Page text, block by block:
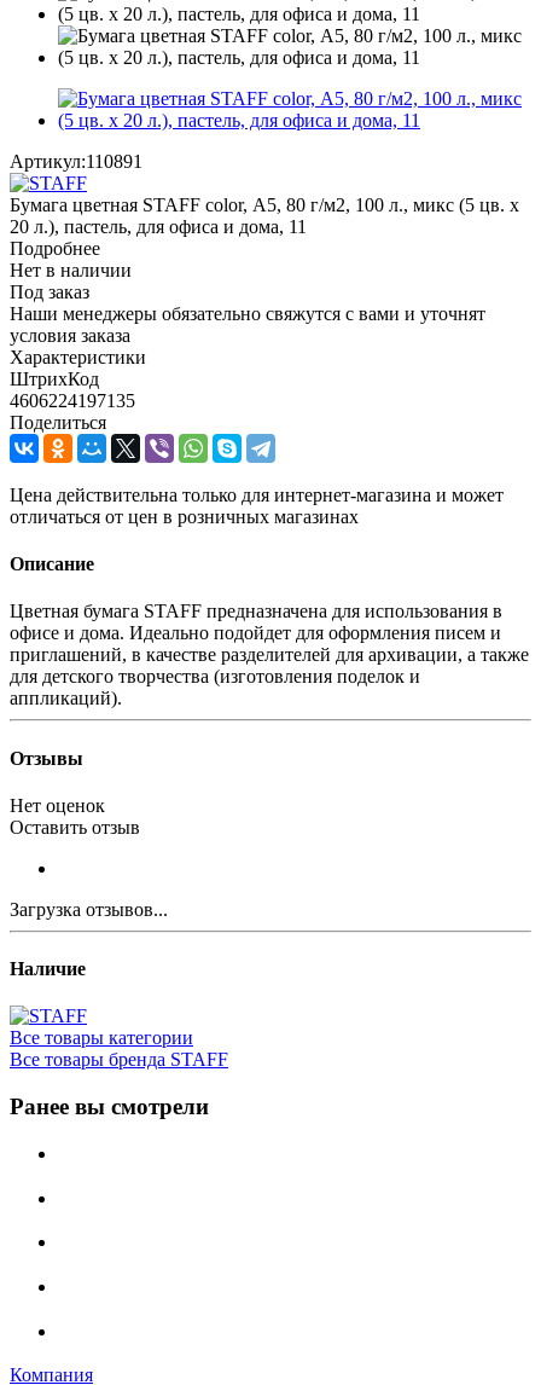
Артикул:110891
Бумага цветная STAFF color, А5, 80 г/м2, 100 л., микс (5 цв. х
20 л.), пастель, для офиса и дома, 11
Подробнее
Нет в наличии
Под заказ
Наши менеджеры обязательно свяжутся с вами и уточнят
условия заказа
Характеристики
ШтрихКод
4606224197135
Поделиться
Цена действительна только для интернет-магазина и может
отличаться от цен в розничных магазинах
Описание
Цветная бумага STAFF предназначена для использования в
офисе и дома. Идеально подойдет для оформления писем и
приглашений, в качестве разделителей для архивации, а также
для детского творчества (изготовления поделок и
аппликаций).
Отзывы
Нет оценок
Оставить отзыв
Загрузка отзывов...
Наличие
Все товары категории
Все товары бренда STAFF
Ранее вы смотрели
Компания